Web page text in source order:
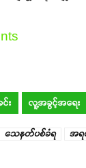
င်း လူ့အခွင့်အရေး
သေနတ်ပစ်ခံရ အရ